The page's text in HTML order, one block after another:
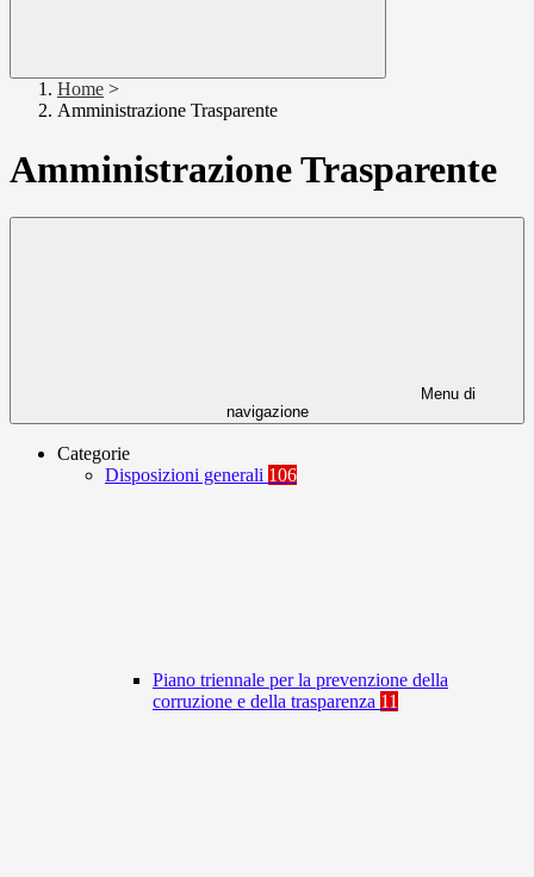
Home >
Amministrazione Trasparente
Amministrazione Trasparente
Menu di
navigazione
Categorie
Disposizioni generali 106
Piano triennale per la prevenzione della
corruzione e della trasparenza 11